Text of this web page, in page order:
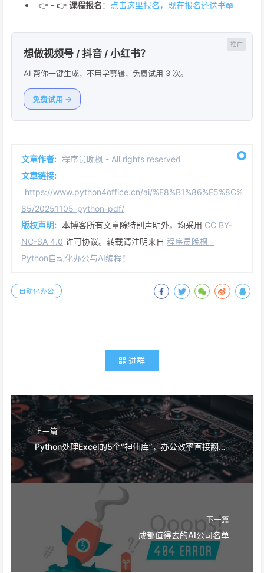
👉 - 👉 课程报名： 点击这里报名，现在报名还送书📖
想做视频号 / 抖音 / 小红书？
AI 帮你一键生成，不用学剪辑，免费试用 3 次。
免费试用 →
文章作者: 程序员晚枫 - All rights reserved
文章链接:
https://www.python4office.cn/ai/%E8%B1%86%E5%8C%
85/20251105-python-pdf/
版权声明: 本博客所有文章除特别声明外，均采用 CC BY-
NC-SA 4.0 许可协议。转载请注明来自 程序员晚枫 -
Python自动化办公与AI编程！
自动化办公
进群
上一篇
Python处理Excel的5个“神仙库”，办公效率直接翻倍！
下一篇
成都值得去的AI公司名单